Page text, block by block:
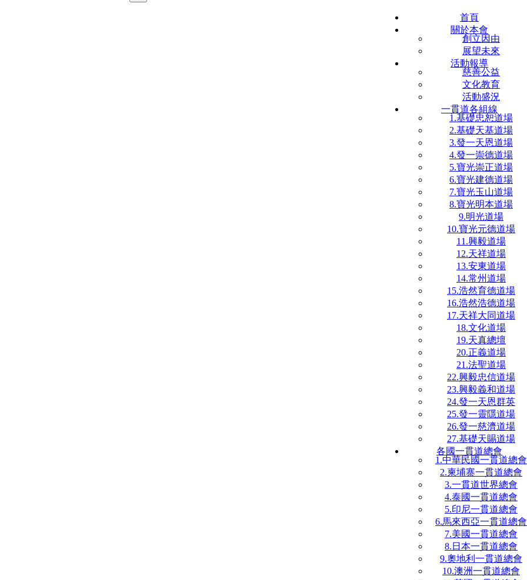
首頁
關於本會
創立因由
展望未來
活動報導
慈善公益
文化教育
活動盛況
一貫道各組線
1.基礎忠恕道場
2.基礎天基道場
3.發一天恩道場
4.發一崇德道場
5.寶光崇正道場
6.寶光建德道場
7.寶光玉山道場
8.寶光明本道場
9.明光道場
10.寶光元德道場
11.興毅道場
12.天祥道場
13.安東道場
14.常州道場
15.浩然育德道場
16.浩然浩德道場
17.天祥大同道場
18.文化道場
19.天真總壇
20.正義道場
21.法聖道場
22.興毅忠信道場
23.興毅義和道場
24.發一天恩群英
25.發一靈隱道場
26.發一慈濟道場
27.基礎天賜道場
各國一貫道總會
1.中華民國一貫道總會
2.柬埔寨一貫道總會
3.一貫道世界總會
4.泰國一貫道總會
5.印尼一貫道總會
6.馬來西亞一貫道總會
7.美國一貫道總會
8.日本一貫道總會
9.奧地利一貫道總會
10.澳洲一貫道總會